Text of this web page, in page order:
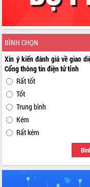
BÌNH CHỌN
Xin ý kiến đánh giá về giao
Cổng thông tin điện tử tỉnh
Rất tốt
Tốt
Trung bình
Kém
Rất kém